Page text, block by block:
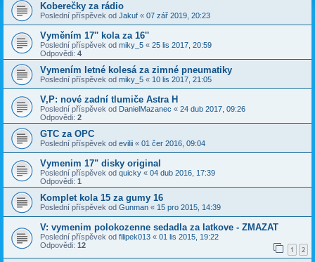
Koberečky za rádio
Poslední příspěvek od Jakuf « 07 zář 2019, 20:23
Vyměním 17'' kola za 16''
Poslední příspěvek od miky_5 « 25 lis 2017, 20:59
Odpovědi: 4
Vymením letné kolesá za zimné pneumatiky
Poslední příspěvek od miky_5 « 10 lis 2017, 21:05
V,P: nové zadní tlumiče Astra H
Poslední příspěvek od DanielMazanec « 24 dub 2017, 09:26
Odpovědi: 2
GTC za OPC
Poslední příspěvek od evilii « 01 čer 2016, 09:04
Vymenim 17" disky original
Poslední příspěvek od quicky « 04 dub 2016, 17:39
Odpovědi: 1
Komplet kola 15 za gumy 16
Poslední příspěvek od Gunman « 15 pro 2015, 14:39
V: vymenim polokozenne sedadla za latkove - ZMAZAT
Poslední příspěvek od filipek013 « 01 lis 2015, 19:22
Odpovědi: 12 1 2